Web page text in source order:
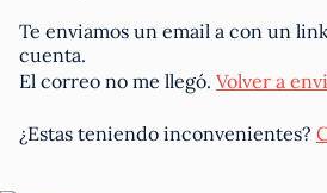
Te enviamos un email a con un
cuenta.
El correo no me llegó. Volver a
¿Estas teniendo inconvenientes?